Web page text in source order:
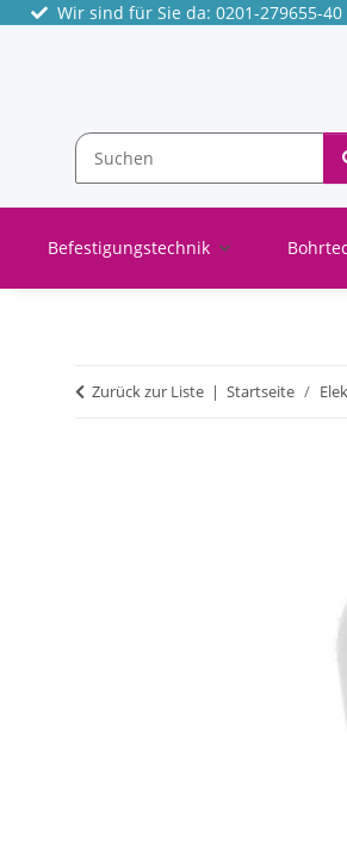
Wir sind für Sie da: 0201-279655-40
Befestigungstechnik
Zurück zur Liste Startseite